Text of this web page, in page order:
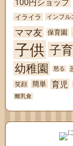
イライラ インフル
ママ友 保育園
子供 子
幼稚園 怒る
笑顔 簡単 育児
離乳食